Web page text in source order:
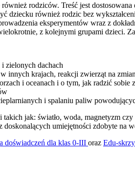
rodziców. Treść jest
dziecku również rodzic bez
eksperymentów wraz z
z kolejnymi grupami dzieci.
i zielonych dachach
innych krajach, reakcji zwierząt na
i oceanach i o tym, jak radzić sobie
i spalaniu paliw
jak: światło, woda, magnetyzm
doskonalących umiejętności zdobyte na
doświadczeń dla klas 0-III oraz Edu-